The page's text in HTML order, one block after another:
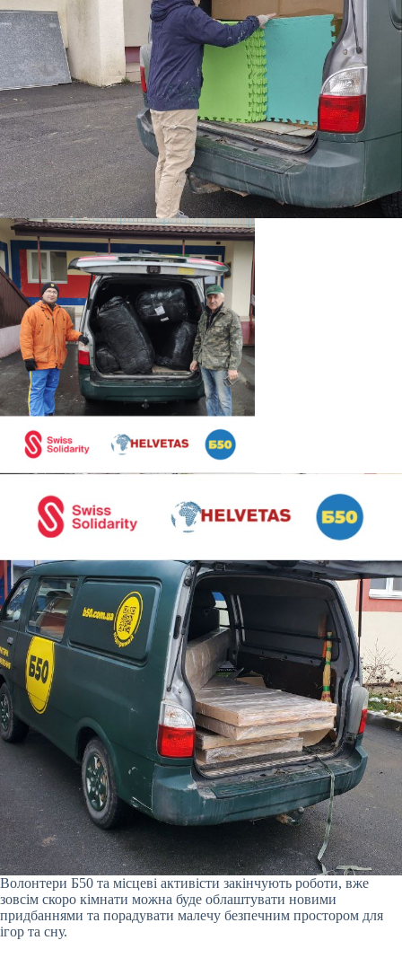
Волонтери Б50 та місцеві активісти закінчують роботи, вже
зовсім скоро кімнати можна буде облаштувати новими
придбаннями та порадувати малечу безпечним простором для
ігор та сну.